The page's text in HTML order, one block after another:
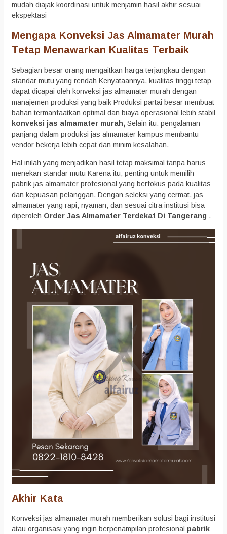
mudah diajak koordinasi untuk menjamin hasil akhir sesuai
ekspektasi
Mengapa Konveksi Jas Almamater Murah
Tetap Menawarkan Kualitas Terbaik
Sebagian besar orang mengaitkan harga terjangkau dengan
standar mutu yang rendah Kenyataannya, kualitas tinggi tetap
dapat dicapai oleh konveksi jas almamater murah dengan
manajemen produksi yang baik Produksi partai besar membuat
bahan termanfaatkan optimal dan biaya operasional lebih stabil
konveksi jas almamater murah, Selain itu, pengalaman
panjang dalam produksi jas almamater kampus membantu
vendor bekerja lebih cepat dan minim kesalahan.
Hal inilah yang menjadikan hasil tetap maksimal tanpa harus
menekan standar mutu Karena itu, penting untuk memilih
pabrik jas almamater profesional yang berfokus pada kualitas
dan kepuasan pelanggan. Dengan seleksi yang cermat, jas
almamater yang rapi, nyaman, dan sesuai citra institusi bisa
diperoleh Order Jas Almamater Terdekat Di Tangerang .
Akhir Kata
Konveksi jas almamater murah memberikan solusi bagi institusi
atau organisasi yang ingin berpenampilan profesional pabrik